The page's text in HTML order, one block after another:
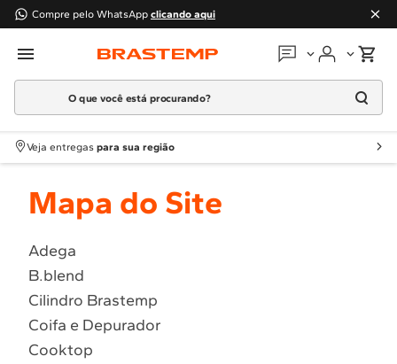
Compre pelo WhatsApp clicando aqui
Em que podemos
Atendimento Brastemp
O que você está procurando?
Termos mais buscados
1º Geladeira
2
Fogao
4 º Lava Louça
5 º Cooktop
6º Microondas Brastemp
7º Forno
8º Embutir
Veja entregas para sua região
Mapa do Site
Adega
B.blend
Cilindro Brastemp
Coifa e Depurador
Cooktop